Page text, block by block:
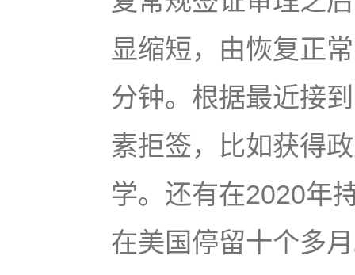
显缩短，由恢复正
分钟。根据最近接
素拒签，比如获得
学。还有在2020年
在美国停留十个多